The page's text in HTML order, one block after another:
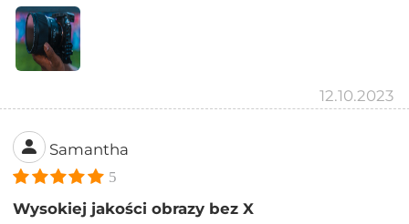
12.10.2023
Samantha
5
Wysokiej jakości obrazy bez X